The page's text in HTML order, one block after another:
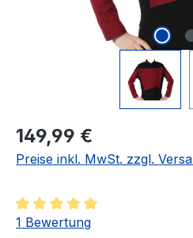
Regulärer Preis:
149,99 €
Preise inkl. MwSt. zzgl.
Durchschnittliche Bewertung
1 Bewertung